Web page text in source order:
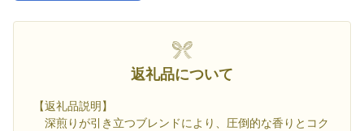
返礼品について
【返礼品説明】
深煎りが引き立つブレンドにより、圧倒的な香りとコク